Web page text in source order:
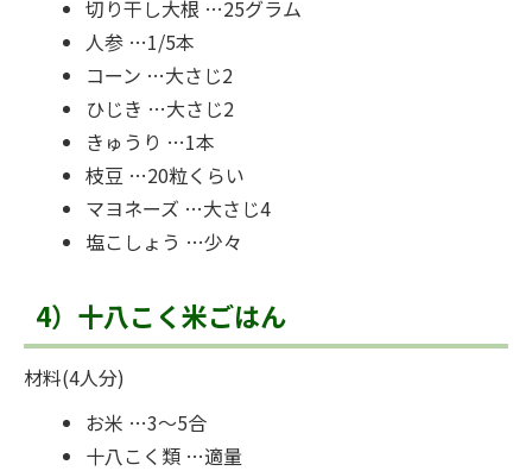
切り干し大根 …25グラム
人参 …1/5本
コーン …大さじ2
ひじき …大さじ2
きゅうり …1本
枝豆 …20粒くらい
マヨネーズ …大さじ4
塩こしょう …少々
4）十八こく米ごはん
材料(4人分)
お米 …3～5合
十八こく類 …適量